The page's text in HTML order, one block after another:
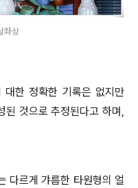
좌상
대한 정확한 기록은 없지만
된 것으로 추정된다고 하며,
다르게 갸름한 타원형의 얼